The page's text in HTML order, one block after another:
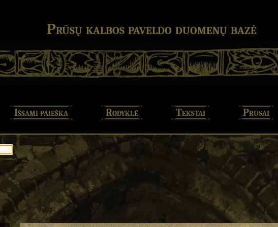
Prūsų kalbos paveldo duomenų bazė
Išsami paieška Rodyklė Tekstai Prūsai